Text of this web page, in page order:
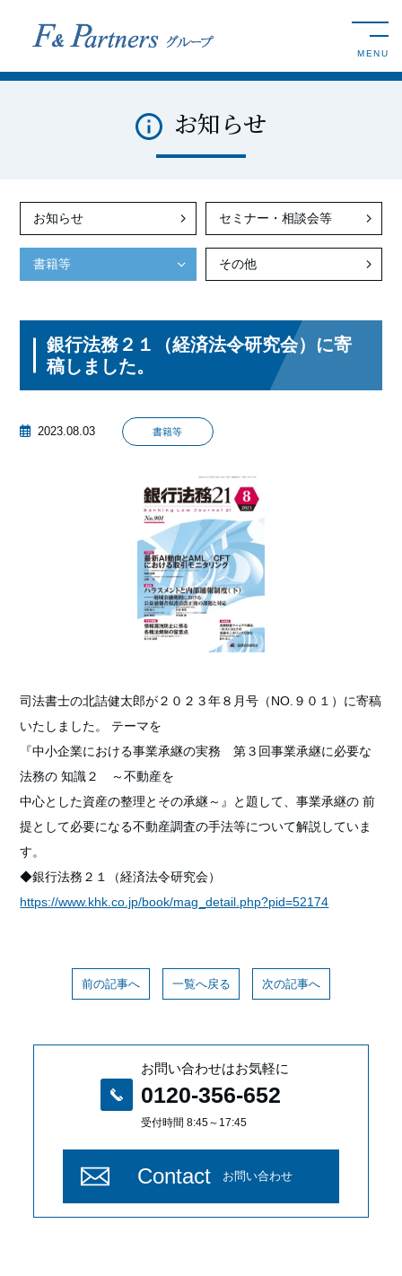
toggle
MENU
お知らせ
お知らせ セミナー・相談会等
書籍等 その他
銀行法務２１（経済法令研究会）に寄
稿しました。
2023.08.03 書籍等
司法書士の北詰健太郎が２０２３年８月号（NO.９０１）に寄稿
いたしました。 テーマを
『中小企業における事業承継の実務 第３回事業承継に必要な
法務の 知識２ ～不動産を
中心とした資産の整理とその承継～』と題して、事業承継の 前
提として必要になる不動産調査の手法等について解説していま
す。
◆銀行法務２１（経済法令研究会）
https://www.khk.co.jp/book/mag_detail.php?pid=52174
前の記事へ 一覧へ戻る 次の記事へ
お問い合わせはお気軽に
0120-356-652
受付時間 8:45～17:45
Contact お問い合わせ